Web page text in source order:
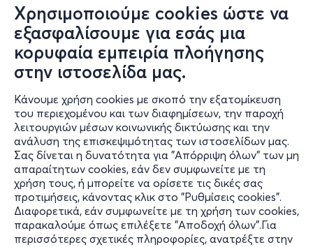
Χρησιμοποιούμε cookies ώστε να
εξασφαλίσουμε για εσάς μια
κορυφαία εμπειρία πλοήγησης
στην ιστοσελίδα μας.
Κάνουμε χρήση cookies με σκοπό την εξατομίκευση
του περιεχομένου και των διαφημίσεων, την παροχή
λειτουργιών μέσων κοινωνικής δικτύωσης και την
ανάλυση της επισκεψιμότητας των ιστοσελίδων μας.
Σας δίνεται η δυνατότητα για "Απόρριψη όλων" των μη
απαραίτητων cookies, εάν δεν συμφωνείτε με τη
χρήση τους, ή μπορείτε να ορίσετε τις δικές σας
προτιμήσεις, κάνοντας κλικ στο "Ρυθμίσεις cookies".
Διαφορετικά, εάν συμφωνείτε με τη χρήση των cookies,
παρακαλούμε όπως επιλέξετε "Αποδοχή όλων".Για
περισσότερες σχετικές πληροφορίες, ανατρέξτε στην
Πληροφορίες
Υποστήριξη
Stay Connected